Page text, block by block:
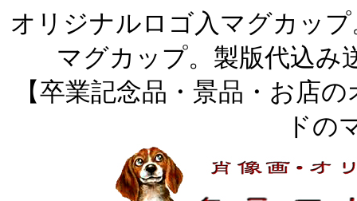
オリジナルロゴ入マグカッ
マグカップ。製版代込み
【卒業記念品・景品・お店
ドの